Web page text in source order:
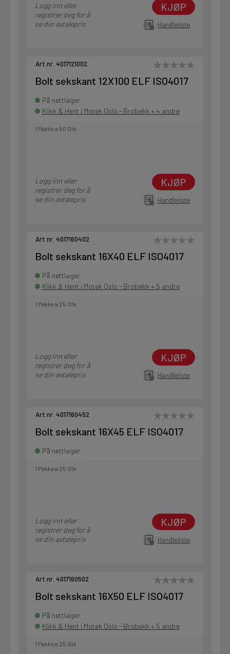
Logg inn eller
registrer deg for å
se din avtalepris
KJØP
Handleliste
Art.nr. 4017121002
Bolt sekskant 12X100 ELF ISO4017
På nettlager
Klikk & Hent i Motek Oslo - Brobekk + 4 andre
1 Pakke a 50 Stk
Logg inn eller
registrer deg for å
se din avtalepris
KJØP
Handleliste
Art.nr. 4017160402
Bolt sekskant 16X40 ELF ISO4017
På nettlager
Klikk & Hent i Motek Oslo - Brobekk + 5 andre
1 Pakke a 25 Stk
Logg inn eller
registrer deg for å
se din avtalepris
KJØP
Handleliste
Art.nr. 4017160452
Bolt sekskant 16X45 ELF ISO4017
På nettlager
1 Pakke a 25 Stk
Logg inn eller
registrer deg for å
se din avtalepris
KJØP
Handleliste
Art.nr. 4017160502
Bolt sekskant 16X50 ELF ISO4017
På nettlager
Klikk & Hent i Motek Oslo - Brobekk + 5 andre
1 Pakke a 25 Stk